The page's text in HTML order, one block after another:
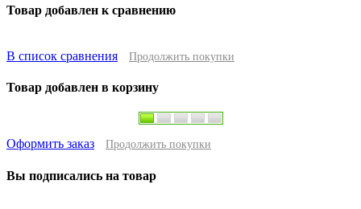
Товар добавлен к сравнению
В список сравнения Продолжить покупки
Товар добавлен в корзину
Оформить заказ Продолжить покупки
Вы подписались на товар